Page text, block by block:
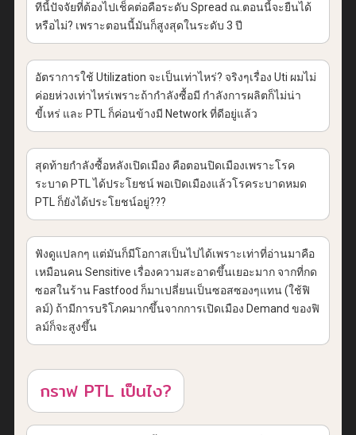
ทีนี้ปัจจัยที่ต้องไปเช็คต่อคือระดับ Spread ณ.ตอนนี้จะยืนได้
หรือไม่? เพราะตอนนี้มันก็สูงสุดในระดับ 3 ปี
อัตราการใช้ Utilization จะเป็นเท่าไหร่? จริงๆเรื่อง Uti ผมไม่
ค่อยห่วงเท่าไหร่เพราะถ้ากำลังซื้อมี กำลังการผลิตก็ไม่น่า
ขี้เหร่ และ PTL ก็ค่อนข้างมี Network ที่ดีอยู่แล้ว
สุดท้ายกำลังซื้อหลังเปิดเมือง คือตอนปิดเมืองเพราะโรค
ระบาด PTL ได้ประโยชน์ พอเปิดเมืองแล้วโรคระบาดหมด
PTL ก็ยังได้ประโยชน์อยู่???
ฟังดูแปลกๆ แต่มันก็มีโอกาสเป็นไปได้เพราะเท่าที่อ่านมาคือ
เหมือนคน Sensitive เรื่องความสะอาดขึ้นเยอะมาก จากที่กด
ซอสในร้าน Fastfood ก็มาเปลี่ยนเป็นซอสซองๆแทน (ใช้ฟิ
ลม์) ถ้ามีการบริโภคมากขึ้นจากการเปิดเมือง Demand ของฟิ
ลม์ก็จะสูงขึ้น
กราฟ PTL เป็นไง?